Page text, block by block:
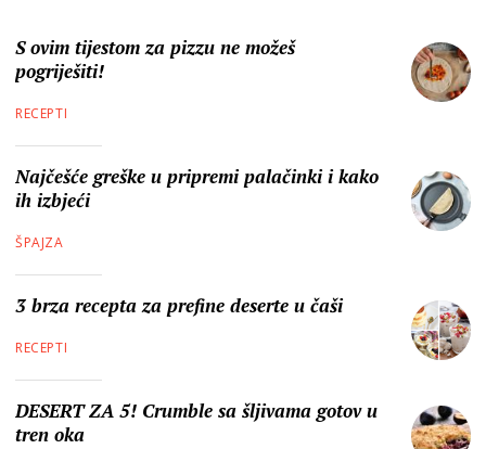
S ovim tijestom za pizzu ne možeš
pogriješiti!
RECEPTI
Najčešće greške u pripremi palačinki i kako
ih izbjeći
ŠPAJZA
3 brza recepta za prefine deserte u čaši
RECEPTI
DESERT ZA 5! Crumble sa šljivama gotov u
tren oka